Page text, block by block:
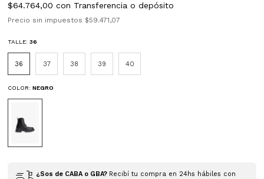
$64.764,00 con Transferencia o depósito
Precio sin impuestos $59.471,07
TALLE:36
36 37 38 39 40
COLOR:NEGRO
¿Sos de CABA o GBA? Recibí tu compra en 24hs hábiles con